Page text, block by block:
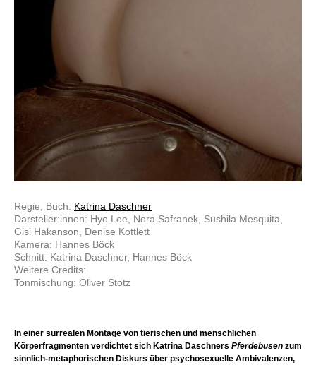
Regie, Buch: Katrina Daschner
Darsteller:innen: Hyo Lee, Nora Safranek, Sushila Mesquita,
Gisi Hakanson, Denise Kottlett
Kamera: Hannes Böck
Schnitt: Katrina Daschner, Hannes Böck
Weitere Credits:
Tonmischung: Oliver Stotz
In einer surrealen Montage von tierischen und menschlichen
Körperfragmenten verdichtet sich Katrina Daschners Pferdebusen zum
sinnlich-metaphorischen Diskurs über psychosexuelle Ambivalenzen,